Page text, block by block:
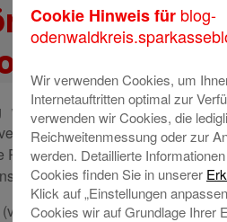
in
waren Vertreter der
(Ernst-Göbel-Schule
Preisverleihung fand in luftiger
statt.
links) Ralph Drosch (Leiter
Cookie Hinweis für blog-
Wir verwenden Cookies, um
Internetauftritten optimal zur
verwenden wir Cookies, die
Reichweitenmessung oder zur
werden. Detaillierte
Cookies finden Sie in unserer
Klick auf „Einstellungen
Cookies wir auf Grundlage Ihrer